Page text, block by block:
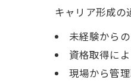
キャリア形成の
未経験から
資格取得に
現場から管